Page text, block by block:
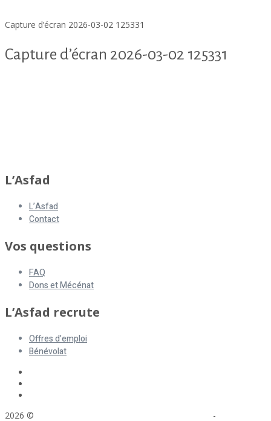
Capture d’écran 2026-03-02 125331
Capture d’écran 2026-03-02 125331
L’Asfad
L’Asfad
Contact
Vos questions
FAQ
Dons et Mécénat
L’Asfad recrute
Offres d’emploi
Bénévolat
2026 © -